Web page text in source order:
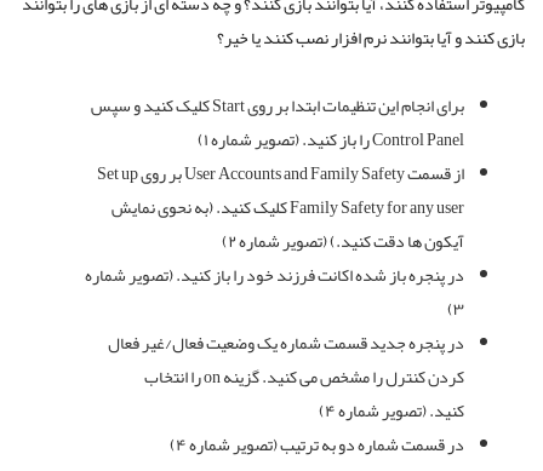
بازی کنند و آیا بتوانند نرم افزار نصب کنند یا خیر؟
برای انجام این تنظیمات ابتدا بر روی Start کلیک کنید و سپس
Control Panel را باز کنید. (تصویر شماره ۱)
از قسمت User Accounts and Family Safety بر روی Set up
Family Safety for any user کلیک کنید. (به نحوی نمایش
آیکون ها دقت کنید.) (تصویر شماره ۲)
در پنجره باز شده اکانت فرزند خود را باز کنید. (تصویر شماره
۳)
در پنجره جدید قسمت شماره یک وضعیت فعال/غیر فعال
کردن کنترل را مشخص می کنید. گزینه on را انتخاب
کنید. (تصویر شماره ۴)
در قسمت شماره دو به ترتیب (تصویر شماره ۴)